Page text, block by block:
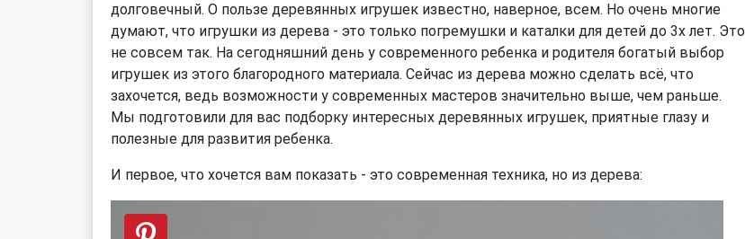
долговечный. О пользе деревянных игрушек известно, наверное, всем. Но очень многие
думают, что игрушки из дерева - это только погремушки и каталки для детей до 3х лет. Это
не совсем так. На сегодняшний день у современного ребенка и родителя богатый выбор
игрушек из этого благородного материала. Сейчас из дерева можно сделать всё, что
захочется, ведь возможности у современных мастеров значительно выше, чем раньше.
Мы подготовили для вас подборку интересных деревянных игрушек, приятные глазу и
полезные для развития ребенка.
И первое, что хочется вам показать - это современная техника, но из дерева: